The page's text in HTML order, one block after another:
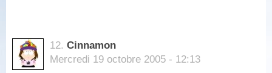
12. Cinnamon
Mercredi 19 octobre 2005 - 12:13